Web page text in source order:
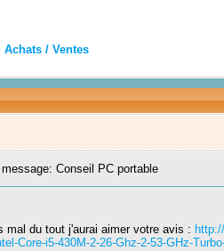
Achats / Ventes
Conseil PC portable
mal du tout j'aurai aimer votre avis :
Core-i5-430M-2-26-Ghz-2-53-GHz-